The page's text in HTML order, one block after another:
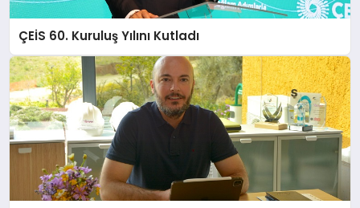
ÇEİS 60. Kuruluş Yılını Kutladı